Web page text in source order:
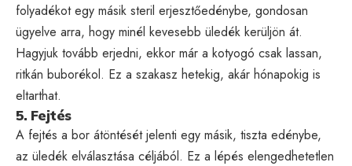
folyadékot egy másik steril erjesztőedénybe, gondosan
ügyelve arra, hogy minél kevesebb üledék kerüljön át.
Hagyjuk tovább erjedni, ekkor már a kotyogó csak lassan,
ritkán buborékol. Ez a szakasz hetekig, akár hónapokig is
eltarthat.
5. Fejtés
A fejtés a bor átöntését jelenti egy másik, tiszta edénybe,
az üledék elválasztása céljából. Ez a lépés elengedhetetlen